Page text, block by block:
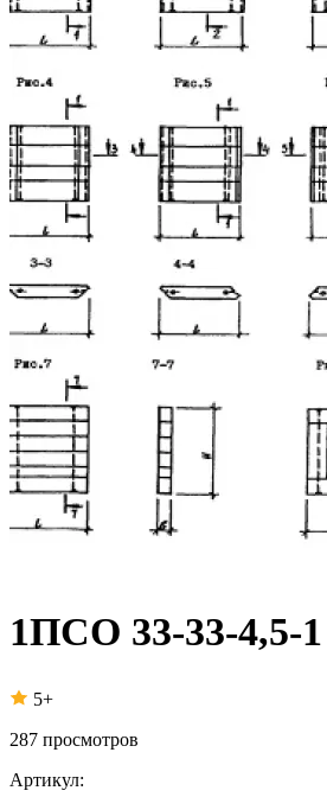
1ПСО 33-33-4,5-
5+
287 просмотров
Артикул: